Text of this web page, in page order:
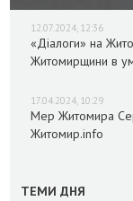
12.07.2024, 12:36
«Діалоги» на
Житомирщини в
17.04.2024, 10:29
Мер Житомира
Житомир.info
ТЕМИ ДНЯ